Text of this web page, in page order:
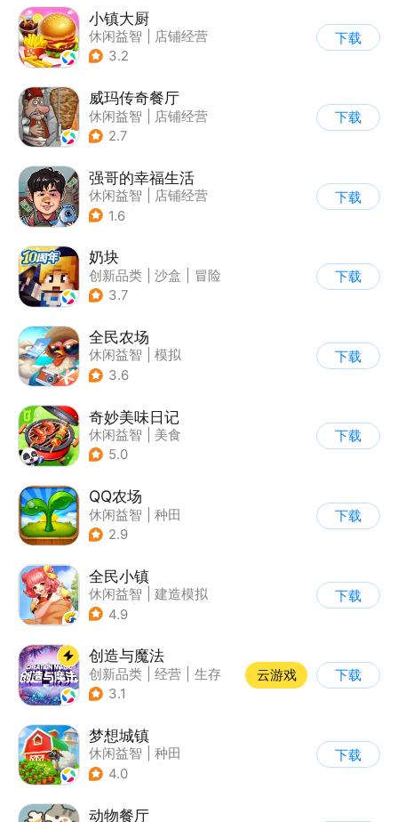
小镇大厨
休闲益智
店铺经营
| 美食
3.2
下载
威玛传奇餐厅
休闲益智
店铺经营
| 美食
2.7
下载
强哥的幸福生活
休闲益智
店铺经营
| 卡通
1.6
下载
奶块
创新品类 沙盒
冒险
| 开放世界
3.7
下载
全民农场
休闲益智
模拟
| 田园生活
3.6
下载
奇妙美味日记
休闲益智
美食
| 宝宝巴士
5.0
下载
QQ农场
休闲益智
种田
| 田园生活
2.9
下载
全民小镇
休闲益智
建造模拟
| 卡通
4.9
下载
创造与魔法
创新品类 经营
生存
| 开放世界
3.1
云游戏 下载
梦想城镇
休闲益智
种田
| 田园生活
4.0
下载
动物餐厅